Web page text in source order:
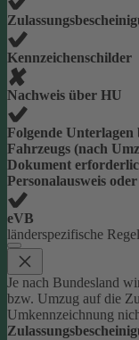
Kennzeichenschilder
Nachweis über HU
Folgende
Fahrzeugs (nach
Dokument
Personalausweis
eVB
länderspezifische
Je nach Bundesland
bzw. Umzug auf die
Umkennzeichnung